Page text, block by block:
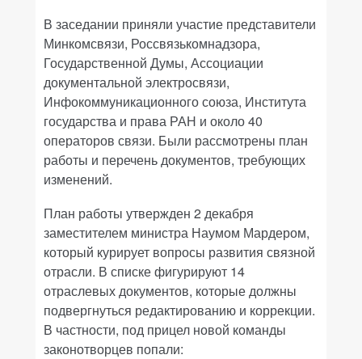
В заседании приняли участие представители
Минкомсвязи, Россвязькомнадзора,
Государственной Думы, Ассоциации
документальной электросвязи,
Инфокоммуникационного союза, Института
государства и права РАН и около 40
операторов связи. Были рассмотрены план
работы и перечень документов, требующих
изменений.
План работы утвержден 2 декабря
заместителем министра Наумом Мардером,
который курирует вопросы развития связной
отрасли. В списке фигурируют 14
отраслевых документов, которые должны
подвергнуться редактированию и коррекции.
В частности, под прицел новой команды
законотворцев попали: